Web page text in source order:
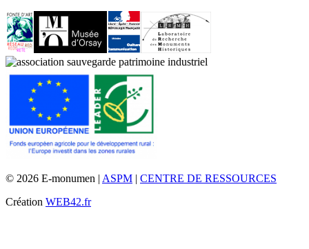
© 2026 E-monumen | ASPM | CENTRE DE RESSOURCES
Création WEB42.fr